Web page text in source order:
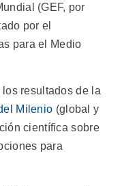
(GEF, por
por el
para el Medio
resultados de la
Milenio (global y
científica sobre
para